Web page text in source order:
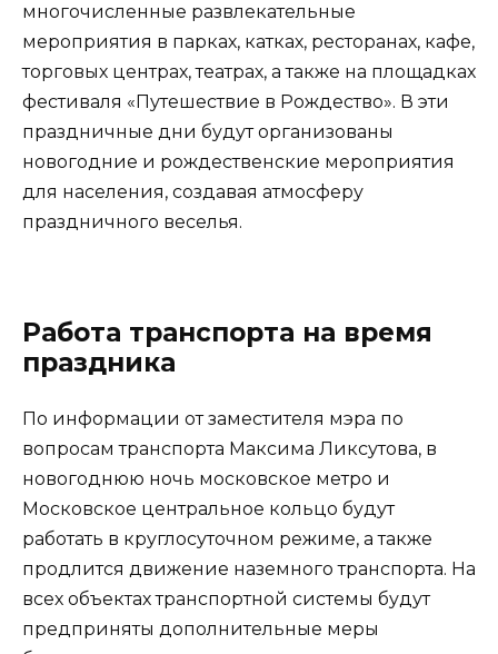
многочисленные развлекательные
мероприятия в парках, катках, ресторанах, кафе,
торговых центрах, театрах, а также на площадках
фестиваля «Путешествие в Рождество». В эти
праздничные дни будут организованы
новогодние и рождественские мероприятия
для населения, создавая атмосферу
праздничного веселья.
Работа транспорта на время
праздника
По информации от заместителя мэра по
вопросам транспорта Максима Ликсутова, в
новогоднюю ночь московское метро и
Московское центральное кольцо будут
работать в круглосуточном режиме, а также
продлится движение наземного транспорта. На
всех объектах транспортной системы будут
предприняты дополнительные меры